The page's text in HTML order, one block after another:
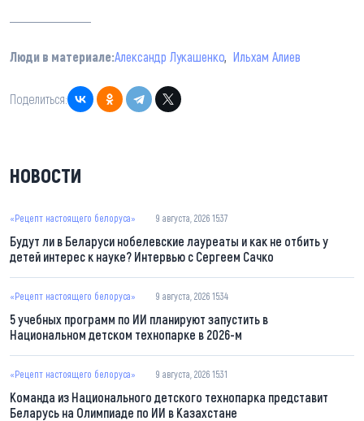
Люди в материале:Александр Лукашенко Ильхам Алиев
Поделиться:
НОВОСТИ
«Рецепт настоящего белоруса» 9 августа, 2026 15:37
Будут ли в Беларуси нобелевские лауреаты и как не отбить у
детей интерес к науке? Интервью с Сергеем Сачко
«Рецепт настоящего белоруса» 9 августа, 2026 15:34
5 учебных программ по ИИ планируют запустить в
Национальном детском технопарке в 2026-м
«Рецепт настоящего белоруса» 9 августа, 2026 15:31
Команда из Национального детского технопарка представит
Беларусь на Олимпиаде по ИИ в Казахстане